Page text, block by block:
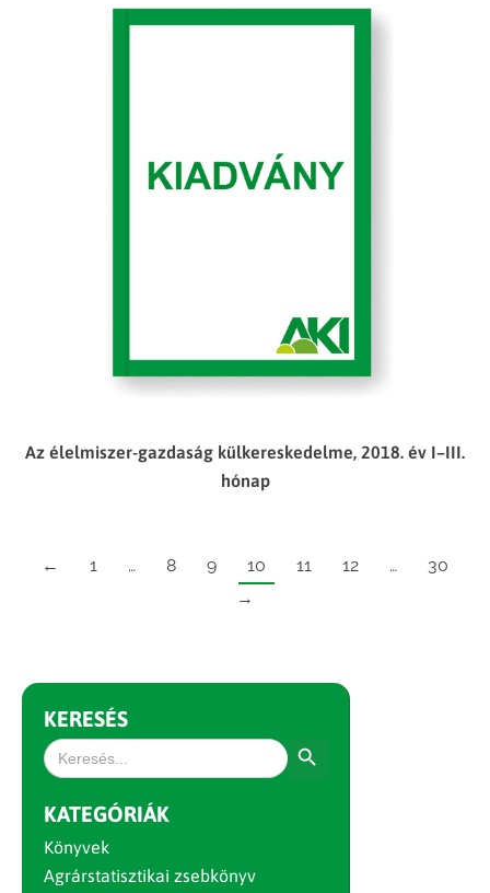
Az élelmiszer-gazdaság külkereskedelme, 2018. év I–III.
hónap
← 1 … 8 9 10 11 12 …
30
→
KERESÉS
Search
for:
KATEGÓRIÁK
Könyvek
Agrárstatisztikai zsebkönyv